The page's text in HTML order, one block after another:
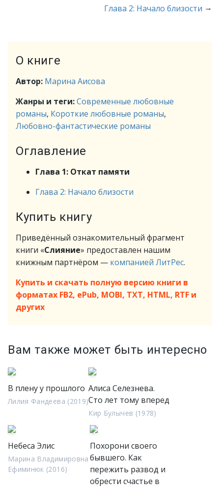
Глава 2: Начало близости →
О книге
Автор: Марина Аисова
Жанры и теги:Современные любовные
романы, Короткие любовные романы,
Любовно-фантастические романы
Оглавление
Глава 1: Откат памяти
Глава 2: Начало близости
Купить книгу
Приведённый ознакомительный фрагмент
книги «Слияние» предоставлен нашим
книжным партнёром — компанией ЛитРес.
Купить и скачать полную версию книги в
форматах FB2, ePub, MOBI, TXT, HTML, RTF и
других
Вам также может быть интересно
В плену у прошлого
Лилия Фандеева (2019)
Алиса Селезнева.
Сто лет тому вперед
Кир Булычев (1978)
Небеса Элис
Марина Владимировна
Ефиминюк (2016)
Похорони своего
бывшего. Как
пережить развод и
обрести счастье в